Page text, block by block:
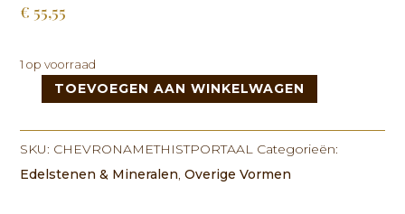
€ 55,55
1 op voorraad
Chevron
TOEVOEGEN AAN WINKELWAGEN
SKU: CHEVRONAMETHISTPORTAAL Categorieën:
Edelstenen & Mineralen,Overige Vormen